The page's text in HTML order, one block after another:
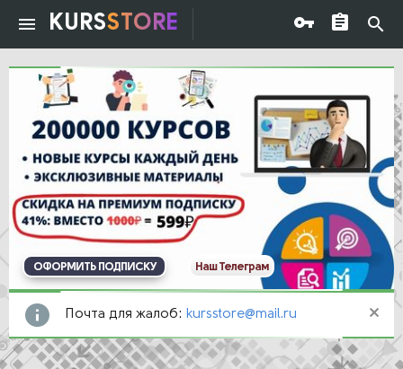
KURSSTORE
ОФОРМИТЬ ПОДПИСКУ Наш Телеграм
Почта для жалоб: kursstore@mail.ru